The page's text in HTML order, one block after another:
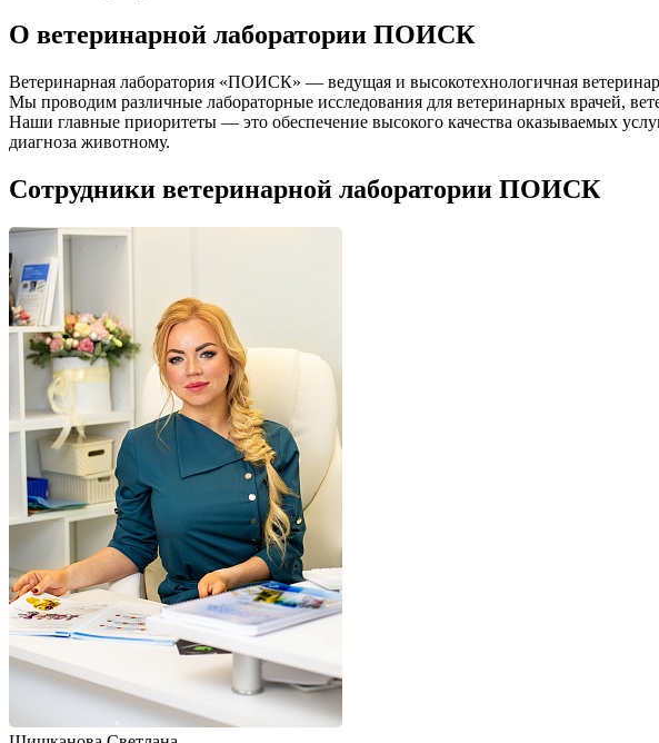
О ветеринарной лаборатории ПОИСК
Ветеринарная лаборатория «ПОИСК» — ведущая и высокотехнологичная
Мы проводим различные лабораторные исследования для ветеринарных врачей,
Наши главные приоритеты — это обеспечение высокого качества оказываемых
диагноза животному.
Сотрудники ветеринарной лаборатории ПОИСК